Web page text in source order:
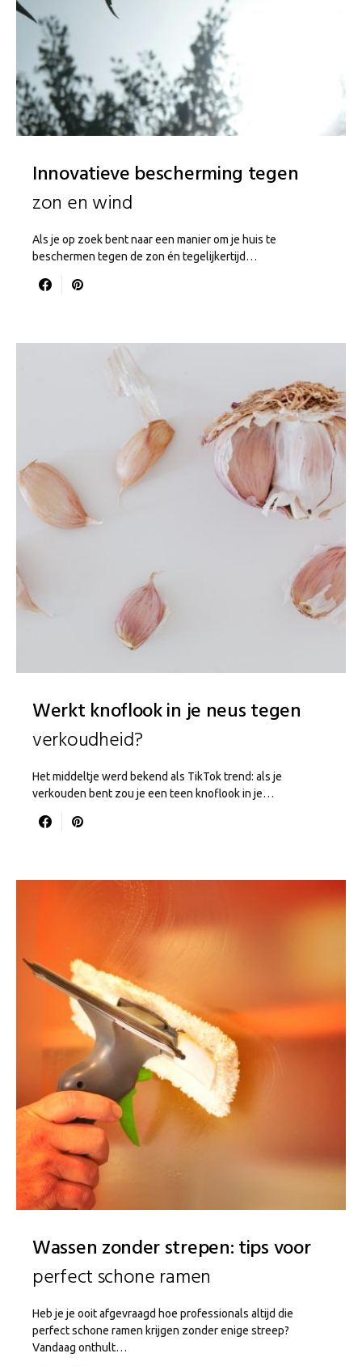
Innovatieve bescherming tegen
zon en wind
Als je op zoek bent naar een manier om je huis te
beschermen tegen de zon én tegelijkertijd…
Werkt knoflook in je neus tegen
verkoudheid?
Het middeltje werd bekend als TikTok trend: als je
verkouden bent zou je een teen knoflook in je…
Wassen zonder strepen: tips voor
perfect schone ramen
Heb je je ooit afgevraagd hoe professionals altijd die
perfect schone ramen krijgen zonder enige streep?
Vandaag onthult…